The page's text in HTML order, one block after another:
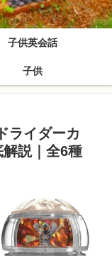
子供英会話
子供
ライダーカ
説｜全6種